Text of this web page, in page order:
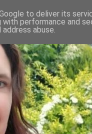
to deliver its
with performance and
abuse.